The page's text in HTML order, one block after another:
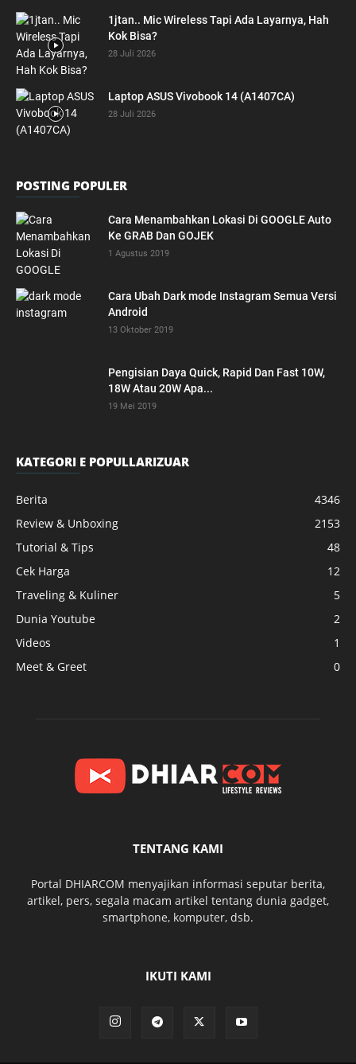
1jtan.. Mic Wireless Tapi Ada Layarnya, Hah
Kok Bisa?
28 Juli 2026
Laptop ASUS Vivobook 14 (A1407CA)
28 Juli 2026
POSTING POPULER
Cara Menambahkan Lokasi Di GOOGLE Auto
Ke GRAB Dan GOJEK
1 Agustus 2019
Cara Ubah Dark mode Instagram Semua Versi
Android
13 Oktober 2019
Pengisian Daya Quick, Rapid Dan Fast 10W,
18W Atau 20W Apa...
19 Mei 2019
KATEGORI E POPULLARIZUAR
Berita
4346
Review & Unboxing
2153
Tutorial & Tips
48
Cek Harga
12
Traveling & Kuliner
5
Dunia Youtube
2
Videos
1
Meet & Greet
0
TENTANG KAMI
Portal DHIARCOM menyajikan informasi seputar berita,
artikel, pers, segala macam artikel tentang dunia gadget,
smartphone, komputer, dsb.
IKUTI KAMI